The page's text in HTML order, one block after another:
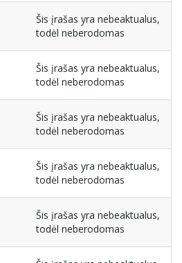
Šis įrašas yra nebeaktualus,
todėl neberodomas
Šis įrašas yra nebeaktualus,
todėl neberodomas
Šis įrašas yra nebeaktualus,
todėl neberodomas
Šis įrašas yra nebeaktualus,
todėl neberodomas
Šis įrašas yra nebeaktualus,
todėl neberodomas